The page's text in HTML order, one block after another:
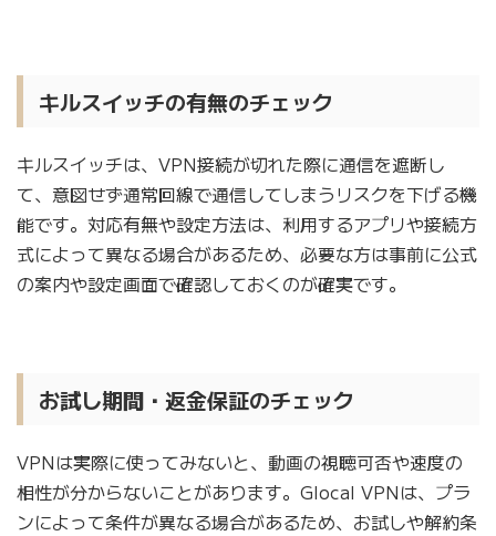
キルスイッチの有無のチェック
キルスイッチは、VPN接続が切れた際に通信を遮断し
て、意図せず通常回線で通信してしまうリスクを下げる機
能です。対応有無や設定方法は、利用するアプリや接続方
式によって異なる場合があるため、必要な方は事前に公式
の案内や設定画面で確認しておくのが確実です。
お試し期間・返金保証のチェック
VPNは実際に使ってみないと、動画の視聴可否や速度の
相性が分からないことがあります。Glocal VPNは、プラ
ンによって条件が異なる場合があるため、お試しや解約条